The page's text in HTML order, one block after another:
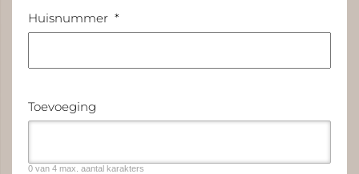
Huisnummer *
Toevoeging
0 van 4 max. aantal karakters